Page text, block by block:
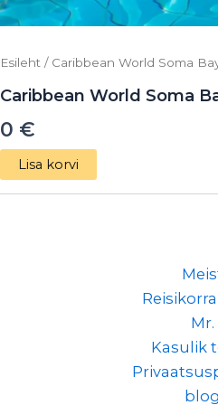
Esileht / Caribbean World Soma
Caribbean World Soma
0 €
Lisa korvi
Mr.
Kasulik
blog